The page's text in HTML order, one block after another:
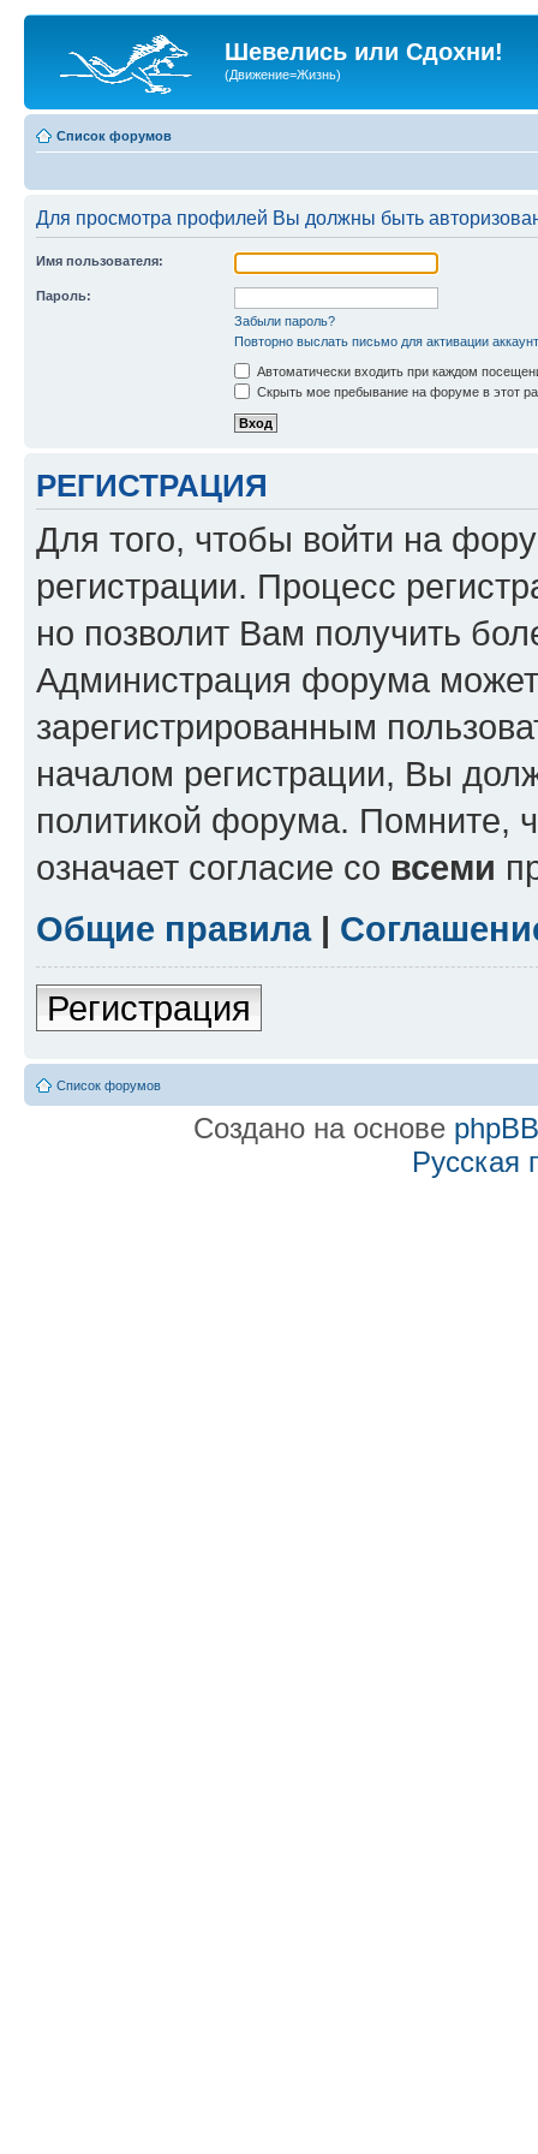
Шевелись или Сдохни!
(Движение=Жизнь)
Список форумов
Для просмотра профилей Вы должны быть
Имя пользователя:
Пароль:
Забыли пароль?
Повторно выслать письмо для активации
Автоматически входить при каждом
Скрыть мое пребывание на форуме в этот
РЕГИСТРАЦИЯ
Для того, чтобы войти на
регистрации. Процесс
но позволит Вам получить
Администрация форума может
зарегистрированным
началом регистрации, Вы
политикой форума. Помните,
означает согласие со всеми
Общие правила|
Регистрация
Список форумов
Создано на основе phpBB
Русская